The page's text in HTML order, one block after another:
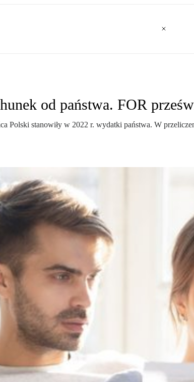
od państwa. FOR
Polski stanowiły w 2022 r. wydatki państwa. W